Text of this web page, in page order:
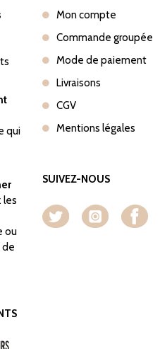
qui
les
ou
de
Mon compte
Commande groupée
Mode de paiement
Livraisons
CGV
Mentions légales
SUIVEZ-NOUS